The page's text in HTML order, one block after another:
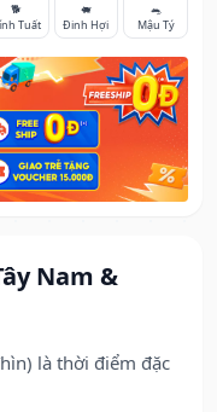
Nam &
là thời điểm đặc
🐕
Tuất
🐖
Đinh Hợi
🐀
Mậu Tý